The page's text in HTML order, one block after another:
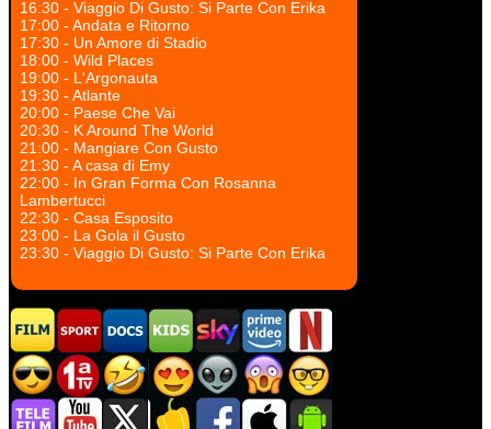
16:30 - Viaggio Di Gusto: Si Parte Con Erika
17:00 - Andata e Ritorno
17:30 - Un Amore di Stadio
18:00 - Wild Places
19:00 - L'Argonauta
19:30 - Atlante
20:00 - Paese Che Vai
20:30 - K Around The World
21:00 - Mangiare Con Gusto
21:30 - A casa di Emy
22:00 - In Gran Forma Con Rosanna
Lambertucci
22:30 - Casa Esposito
23:00 - La Gola il Gusto
23:30 - Viaggio Di Gusto: Si Parte Con Erika